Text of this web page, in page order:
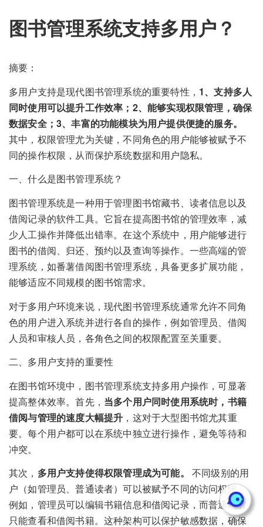
图书管理系统支持多用户？
摘要：
多用户支持是现代图书管理系统的重要特性， 1、支持多人
同时使用可以提升工作效率；2、能够实现权限管理，确保
数据安全；3、丰富的功能模块为用户提供便捷的服务。
其中，权限管理尤为关键，不同角色的用户能够被赋予不
同的操作权限，从而保护系统数据和用户隐私。
一、什么是图书管理系统？
图书管理系统是一种用于管理图书馆藏书、读者信息以及
借阅记录的软件工具。它旨在提高图书馆的管理效率，减
少人工操作并降低出错率。在这个系统中，用户能够进行
图书的借阅、归还、预约以及查询等操作。一些高端的管
理系统，如番薯借阅图书管理系统，具备更多扩展功能，
能够适应不同规模的图书馆需求。
对于多用户环境来说，现代图书管理系统通常允许不同角
色的用户进入系统并进行各自的操作，例如管理员、借阅
人员和审核人员，各角色之间的权限配置至关重要。
二、多用户支持的重要性
在图书馆环境中，图书管理系统支持多用户操作，可显著
提高整体效率。首先， 当多个用户同时使用系统时，书籍
借阅与管理的速度大幅提升 ，这对于大型图书馆尤其重
要。每个用户都可以在系统中独立进行操作，避免等待和
冲突。
其次， 多用户支持使得权限管理成为可能。
不同级别的用
户（如管理员、普通读者）可以被赋予不同的访问权限。
例如，管理员可以编辑书籍信息和借阅记录，而普通读者
只能查看和借阅书籍。这种架构可以保护敏感数据，确保